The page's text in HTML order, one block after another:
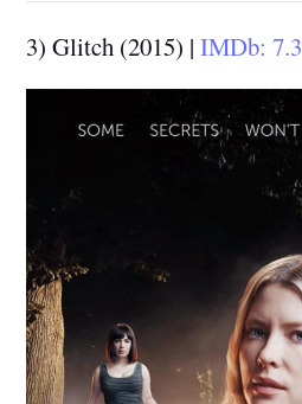
3) Glitch (2015) |IMDb: 7.3